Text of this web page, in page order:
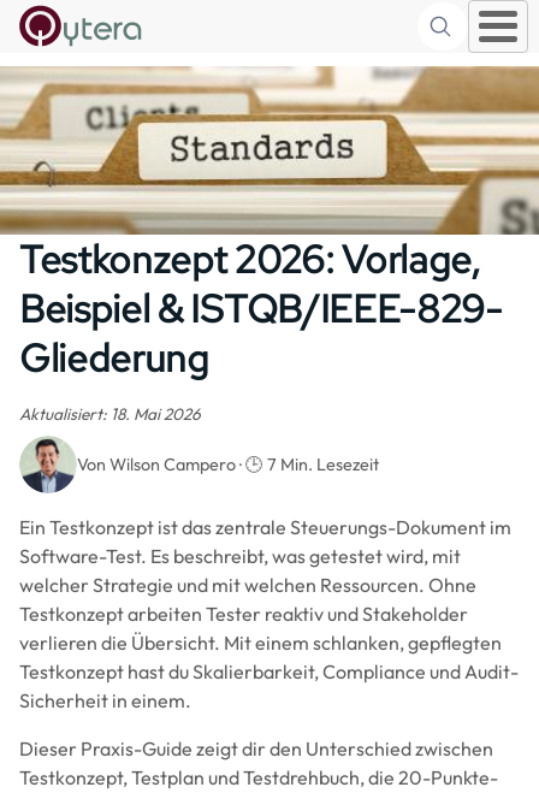
Skip to main content Suche
Testkonzept 2026: Vorlage,
Beispiel & ISTQB/IEEE-829-
Gliederung
Aktualisiert: 18. Mai 2026
Von Wilson Campero · 🕒 7 Min. Lesezeit
Ein Testkonzept ist das zentrale Steuerungs-Dokument im
Software-Test. Es beschreibt, was getestet wird, mit
welcher Strategie und mit welchen Ressourcen. Ohne
Testkonzept arbeiten Tester reaktiv und Stakeholder
verlieren die Übersicht. Mit einem schlanken, gepflegten
Testkonzept hast du Skalierbarkeit, Compliance und Audit-
Sicherheit in einem.
Dieser Praxis-Guide zeigt dir den Unterschied zwischen
Testkonzept, Testplan und Testdrehbuch, die 20-Punkte-